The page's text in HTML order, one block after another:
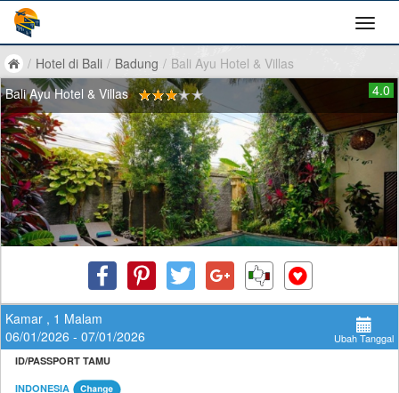
/ Hotel di Bali / Badung / Bali Ayu Hotel & Villas
Bali Ayu Hotel & Villas
4.0
Kamar , 1 Malam
06/01/2026 - 07/01/2026
Ubah Tanggal
ID/PASSPORT TAMU
INDONESIA